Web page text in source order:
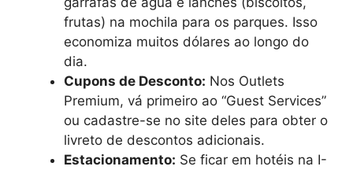
frutas) na mochila para os parques. Isso
economiza muitos dólares ao longo do
dia.
Cupons de Desconto: Nos Outlets
Premium, vá primeiro ao “Guest Services”
ou cadastre-se no site deles para obter o
livreto de descontos adicionais.
Estacionamento: Se ficar em hotéis na I-